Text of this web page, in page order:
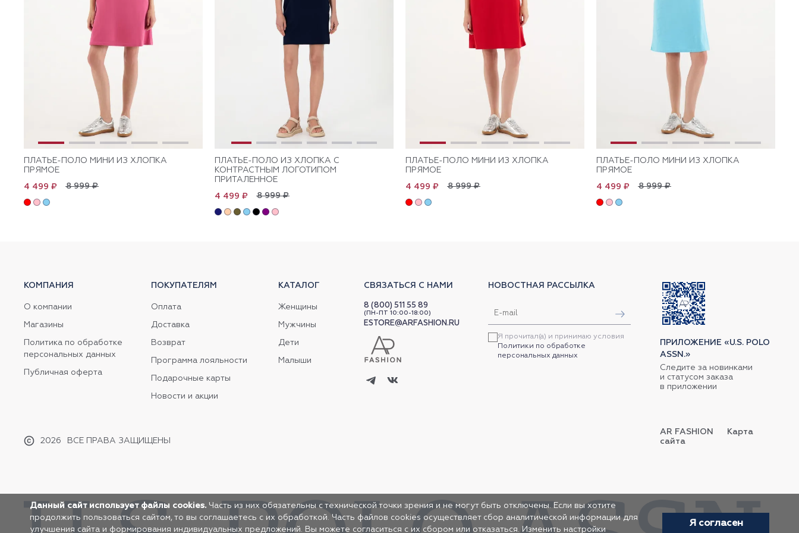
ПЛАТЬЕ-ПОЛО МИНИ ИЗ ХЛОПКА
ПРЯМОЕ
8 999 ₽
4 499 ₽
ПЛАТЬЕ-ПОЛО ИЗ ХЛОПКА С
КОНТРАСТНЫМ ЛОГОТИПОМ
ПРИТАЛЕННОЕ
8 999 ₽
4 499 ₽
ПЛАТЬЕ-ПОЛО МИНИ ИЗ ХЛОПКА
ПРЯМОЕ
8 999 ₽
4 499 ₽
ПЛАТЬЕ-ПОЛО МИНИ ИЗ ХЛОПКА
ПРЯМОЕ
8 999 ₽
4 499 ₽
КОМПАНИЯ
О компании
Магазины
Политика по обработке
персональных данных
Публичная оферта
2026 ВСЕ ПРАВА ЗАЩИЩЕНЫ
ПОКУПАТЕЛЯМ
Оплата
Доставка
Возврат
Программа лояльности
Подарочные карты
Новости и акции
КАТАЛОГ
Женщины
Мужчины
Дети
Малыши
СВЯЗАТЬСЯ С НАМИ
8 (800) 511 55 89
(ПН-ПТ 10:00-18:00)
ESTORE@ARFASHION.RU
НОВОСТНАЯ РАССЫЛКА
Я прочитал(а) и принимаю условия
Политики по обработке
персональных данных
ПРИЛОЖЕНИЕ «U.S. POLO
ASSN.»
Следите за новинками
и статусом заказа
в приложении
AR FASHION
Карта
сайта
Данный сайт использует файлы cookies. Часть из них обязательны с технической точки зрения и не могут быть отключены. Если вы хотите
продолжить пользоваться сайтом, то вы соглашаетесь с их обработкой. Часть файлов cookies осуществляет сбор аналитической информации для
улучшения сайта и формирования индивидуальных предложений. Вы можете согласиться с их сбором или отказаться. Изменить настройки
Я согласен